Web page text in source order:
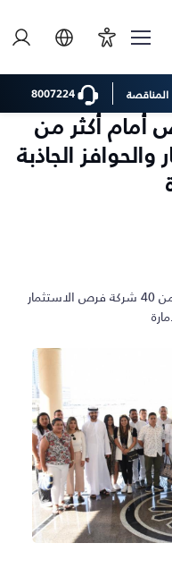
المناقصة
أمام أكثر من
الجاذبة
"غرفة الشارقة" تستعرض أمام أكثر من 40 شركة فرص الاستثمار